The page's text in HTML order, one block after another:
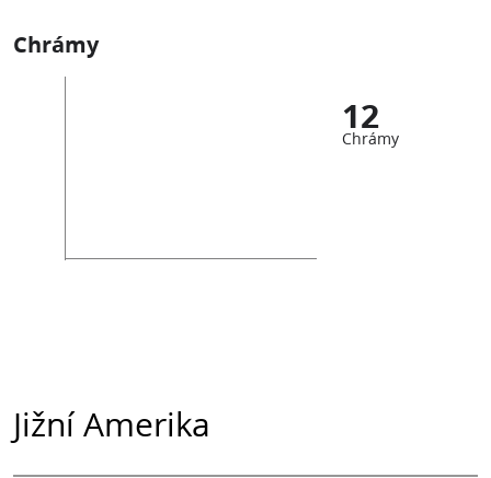
Chrámy
12
Chrámy
Jižní Amerika